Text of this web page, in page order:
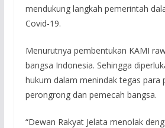
mendukung langkah pemerintah
Covid-19.
Menurutnya pembentukan KAMI
bangsa Indonesia. Sehingga
hukum dalam menindak tegas para
perongrong dan pemecah bangsa.
“Dewan Rakyat Jelata menolak